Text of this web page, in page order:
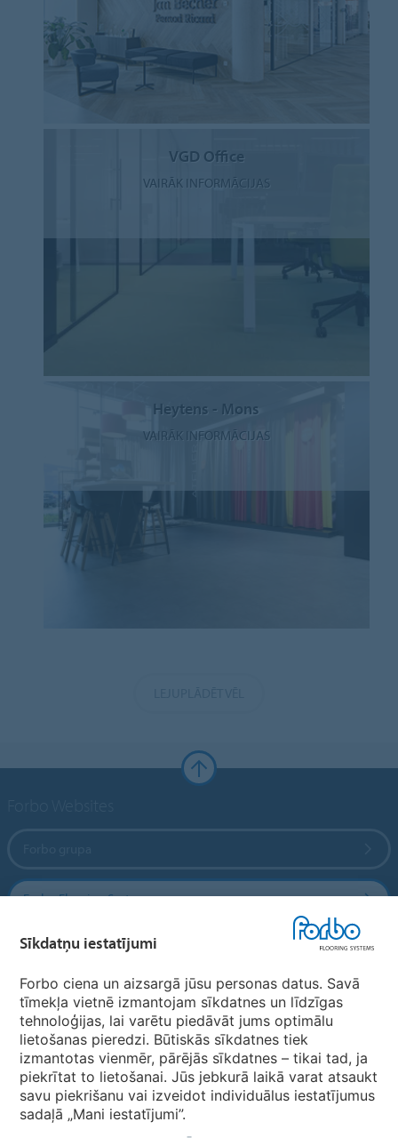
VGD Office
VAIRĀK INFORMĀCIJAS
Heytens - Mons
VAIRĀK INFORMĀCIJAS
Forbo Flooring Systems
Forbo Movement Systems
Valstu mājas lapas
Izvēlēties valsti
Sīkdatņu iestatījumi
Forbo ciena un aizsargā jūsu personas datus. Savā
tīmekļa vietnē izmantojam sīkdatnes un līdzīgas
tehnoloģijas, lai varētu piedāvāt jums optimālu
lietošanas pieredzi. Būtiskās sīkdatnes tiek
izmantotas vienmēr, pārējās sīkdatnes – tikai tad, ja
piekrītat to lietošanai. Jūs jebkurā laikā varat atsaukt
savu piekrišanu vai izveidot individuālus iestatījumus
sadaļā „Mani iestatījumi”.